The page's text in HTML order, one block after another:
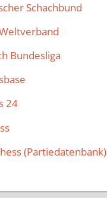
Schachbund
Bundesliga
24
(Partiedatenbank)